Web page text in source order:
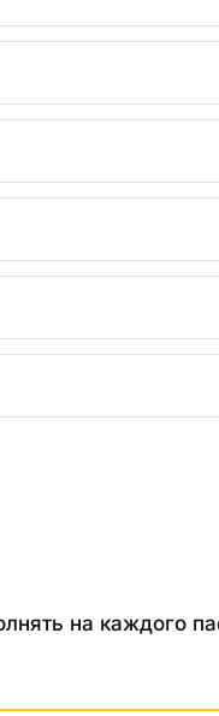
на каждого